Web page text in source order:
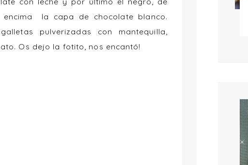
la capa de chocolate blanco.
pulverizadas con mantequilla,
Os dejo la fotito, nos encantó!